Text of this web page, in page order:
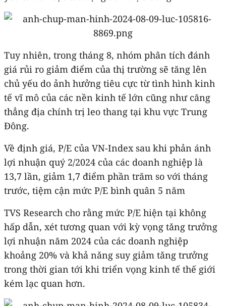
Tuy nhiên, trong tháng 8, nhóm phân tích đánh
giá rủi ro giảm điểm của thị trường sẽ tăng lên
chủ yếu do ảnh hưởng tiêu cực từ tình hình kinh
tế vĩ mô của các nền kinh tế lớn cũng như căng
thẳng địa chính trị leo thang tại khu vực Trung
Đông.
Về định giá, P/E của VN-Index sau khi phản ánh
lợi nhuận quý 2/2024 của các doanh nghiệp là
13,7 lần, giảm 1,7 điểm phần trăm so với tháng
trước, tiệm cận mức P/E bình quân 5 năm
TVS Research cho rằng mức P/E hiện tại không
hấp dẫn, xét tương quan với kỳ vọng tǎng trưởng
lợi nhuận năm 2024 của các doanh nghiệp
khoảng 20% và khả nǎng suy giảm tǎng trưởng
trong thời gian tới khi triển vọng kinh tế thế giới
kém lạc quan hơn.